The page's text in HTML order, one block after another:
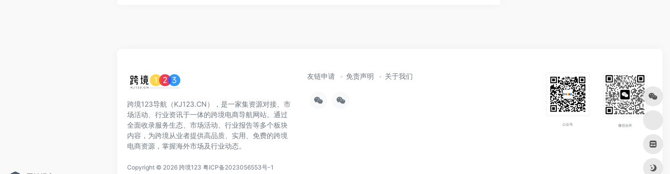
跨境123导航（KJ123.CN），是一家集资源对接、市
场活动、行业资讯于一体的跨境电商导航网站。通过
全面收录服务生态、市场活动、行业报告等多个板块
内容，为跨境从业者提供高品质、实用、免费的跨境
电商资源，掌握海外市场及行业动态。
友链申请 免责声明 关于我们
公众号 微信合作
Copyright © 2026 跨境123 粤ICP备2023056553号-1